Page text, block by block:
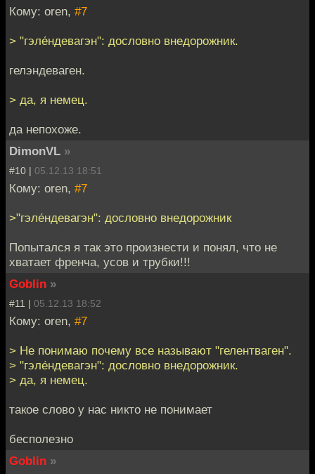
Кому: oren, #7
> "гэле́ндевагэн": дословно внедорожник.
гелэндеваген.
> да, я немец.
да непохоже.
DimonVL »
#10 | 05.12.13 18:51
Кому: oren, #7
>"гэле́ндевагэн": дословно внедорожник
Попытался я так это произнести и понял, что не
хватает френча, усов и трубки!!!
Goblin »
#11 | 05.12.13 18:52
Кому: oren, #7
> Не понимаю почему все называют "гелентваген".
> "гэле́ндевагэн": дословно внедорожник.
> да, я немец.
такое слово у нас никто не понимает
бесполезно
Goblin »